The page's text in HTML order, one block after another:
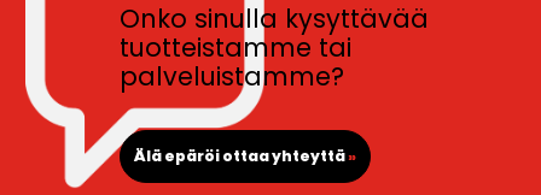
Onko sinulla kysyttävää
tuotteistamme tai
palveluistamme?
Älä epäröi ottaa yhteyttä»